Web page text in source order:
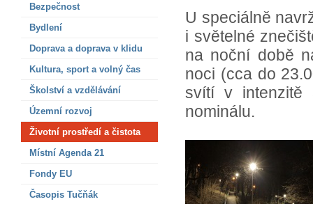
Bezpečnost
Bydlení
Doprava a doprava v klidu
Kultura, sport a volný čas
Školství a vzdělávání
Územní rozvoj
Životní prostředí a čistota
Místní Agenda 21
Fondy EU
Časopis Tučňák
U speciálně
i světelné
na noční době
noci (cca do
svítí v
nominálu.